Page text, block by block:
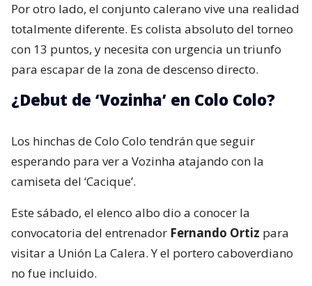
Por otro lado, el conjunto calerano vive una realidad
totalmente diferente. Es colista absoluto del torneo
con 13 puntos, y necesita con urgencia un triunfo
para escapar de la zona de descenso directo.
¿Debut de ‘Vozinha’ en Colo Colo?
Los hinchas de Colo Colo tendrán que seguir
esperando para ver a Vozinha atajando con la
camiseta del ‘Cacique’.
Este sábado, el elenco albo dio a conocer la
convocatoria del entrenador Fernando Ortiz para
visitar a Unión La Calera. Y el portero caboverdiano
no fue incluido.